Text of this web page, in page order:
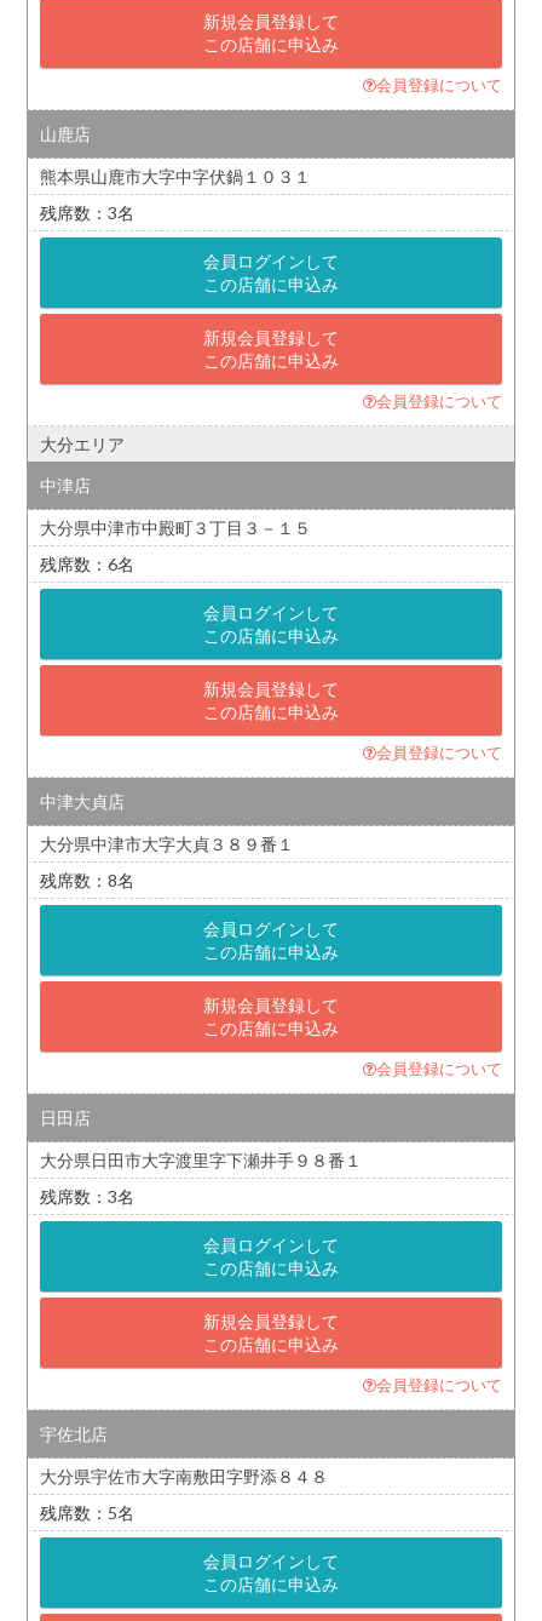
新規会員登録して
この店舗に申込み
会員登録について
山鹿店
熊本県山鹿市大字中字伏鍋１０３１
3
会員ログインして
この店舗に申込み
新規会員登録して
この店舗に申込み
会員登録について
大分エリア
中津店
大分県中津市中殿町３丁目３－１５
6
会員ログインして
この店舗に申込み
新規会員登録して
この店舗に申込み
会員登録について
中津大貞店
大分県中津市大字大貞３８９番１
8
会員ログインして
この店舗に申込み
新規会員登録して
この店舗に申込み
会員登録について
日田店
大分県日田市大字渡里字下瀬井手９８番１
3
会員ログインして
この店舗に申込み
新規会員登録して
この店舗に申込み
会員登録について
宇佐北店
大分県宇佐市大字南敷田字野添８４８
5
会員ログインして
この店舗に申込み